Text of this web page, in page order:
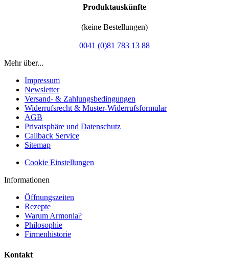
Produktauskünfte
(keine Bestellungen)
0041 (0)81 783 13 88
Mehr über...
Impressum
Newsletter
Versand- & Zahlungsbedingungen
Widerrufsrecht & Muster-Widerrufsformular
AGB
Privatsphäre und Datenschutz
Callback Service
Sitemap
Cookie Einstellungen
Informationen
Öffnungszeiten
Rezepte
Warum Armonia?
Philosophie
Firmenhistorie
Kontakt